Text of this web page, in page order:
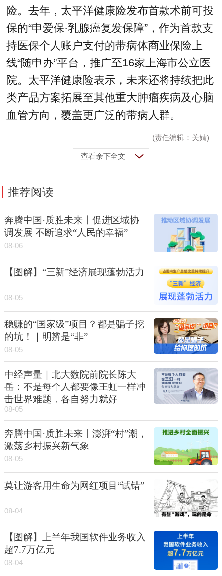
险。去年，太平洋健康险发布首款术前可投
保的“申爱保·乳腺癌复发保障”，作为首款支
持医保个人账户支付的带病体商业保险上
线“随申办”平台，推广至16家上海市公立医
院。太平洋健康险表示，未来还将持续把此
类产品方案拓展至其他重大肿瘤疾病及心脑
血管方向，覆盖更广泛的带病人群。
(责任编辑：关婧)
查看余下全文
推荐阅读
奔腾中国·质胜未来丨促进区域协
调发展 不断追求“人民的幸福”
08-06
【图解】“三新”经济展现蓬勃活力
08-05
稳赚的“国家级”项目？都是骗子挖
的坑！｜明辨是“非”
08-05
中经声量｜北大数院前院长陈大
岳：不是每个人都要像王虹一样冲
击世界难题，各自努力就好
08-05
奔腾中国·质胜未来丨澎湃“村”潮，
激荡乡村振兴新气象
08-05
莫让游客用生命为网红项目“试错”
08-04
【图解】上半年我国软件业务收入
超7.7万亿元
08-04